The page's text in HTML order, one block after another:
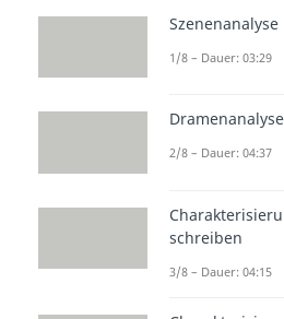
Das
du in
—Albert
Lebe
Szenenanalyse
1/8 – Dauer: 03:29
Dramenanalyse
2/8 – Dauer: 04:37
schreiben
3/8 – Dauer: 04:15